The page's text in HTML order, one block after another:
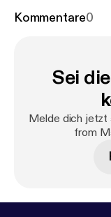
Burridge, 10. Tim
Kommentare0
Sei
Melde dich jetzt
from